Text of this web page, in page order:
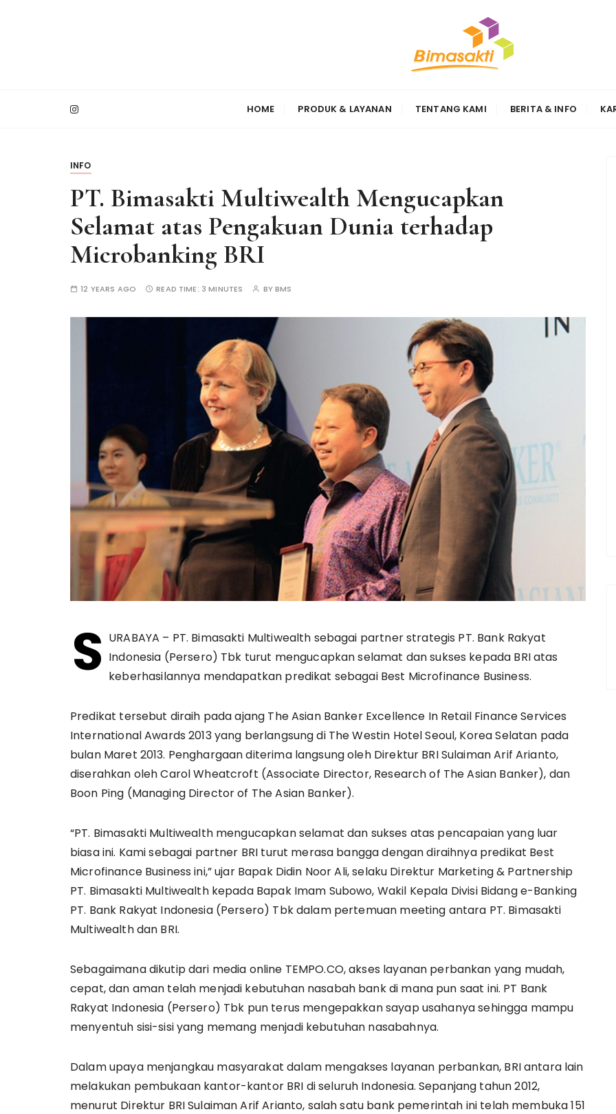
Bimasakti Multi Sinergi
HOME PRODUK & LAYANAN TENTANG KAMI BERITA & INFO
INFO
PT. Bimasakti Multiwealth Mengucapkan
Selamat atas Pengakuan Dunia terhadap
Microbanking BRI
12 YEARS AGO READ TIME: 3 MINUTES BYBMS
S URABAYA – PT. Bimasakti Multiwealth sebagai partner strategis PT. Bank Rakyat
Indonesia (Persero) Tbk turut mengucapkan selamat dan sukses kepada BRI atas
keberhasilannya mendapatkan predikat sebagai Best Microfinance Business.
Predikat tersebut diraih pada ajang The Asian Banker Excellence In Retail Finance Services
International Awards 2013 yang berlangsung di The Westin Hotel Seoul, Korea Selatan pada
bulan Maret 2013. Penghargaan diterima langsung oleh Direktur BRI Sulaiman Arif Arianto,
diserahkan oleh Carol Wheatcroft (Associate Director, Research of The Asian Banker), dan
Boon Ping (Managing Director of The Asian Banker).
“PT. Bimasakti Multiwealth mengucapkan selamat dan sukses atas pencapaian yang luar
biasa ini. Kami sebagai partner BRI turut merasa bangga dengan diraihnya predikat Best
Microfinance Business ini,” ujar Bapak Didin Noor Ali, selaku Direktur Marketing & Partnership
PT. Bimasakti Multiwealth kepada Bapak Imam Subowo, Wakil Kepala Divisi Bidang e-Banking
PT. Bank Rakyat Indonesia (Persero) Tbk dalam pertemuan meeting antara PT. Bimasakti
Multiwealth dan BRI.
Sebagaimana dikutip dari media online TEMPO.CO, akses layanan perbankan yang mudah,
cepat, dan aman telah menjadi kebutuhan nasabah bank di mana pun saat ini. PT Bank
Rakyat Indonesia (Persero) Tbk pun terus mengepakkan sayap usahanya sehingga mampu
menyentuh sisi-sisi yang memang menjadi kebutuhan nasabahnya.
Dalam upaya menjangkau masyarakat dalam mengakses layanan perbankan, BRI antara lain
melakukan pembukaan kantor-kantor BRI di seluruh Indonesia. Sepanjang tahun 2012,
menurut Direktur BRI Sulaiman Arif Arianto, salah satu bank pemerintah ini telah membuka 151